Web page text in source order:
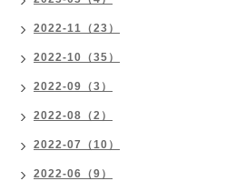
2022-11（23）
2022-10（35）
2022-09（3）
2022-08（2）
2022-07（10）
2022-06（9）